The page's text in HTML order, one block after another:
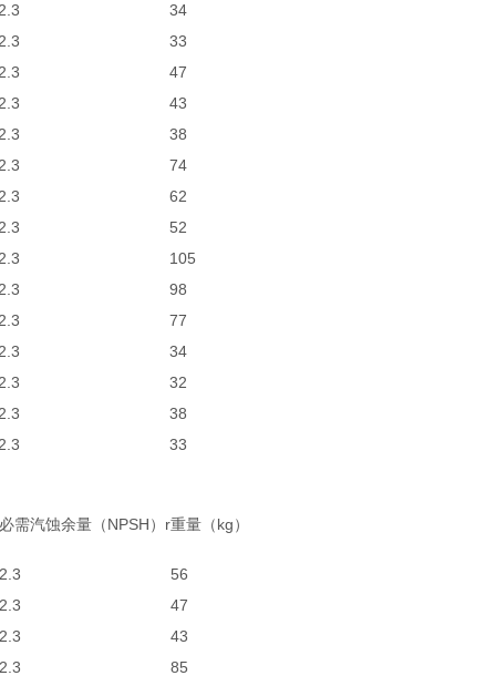
34
33
47
43
38
74
62
52
105
98
77
34
32
38
33
必需汽蚀余量（NPSH）r重量（kg）
2.3
56
2.3
47
2.3
43
2.3
85